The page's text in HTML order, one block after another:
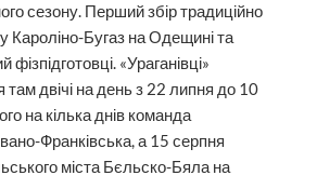
сезону. Перший збір традиційно
Кароліно-Бугаз на Одещині та
«Ураганівці»
там двічі на день з 22 липня до 10
на кілька днів команда
Франківська, а 15 серпня
міста Бєльско-Бяла на